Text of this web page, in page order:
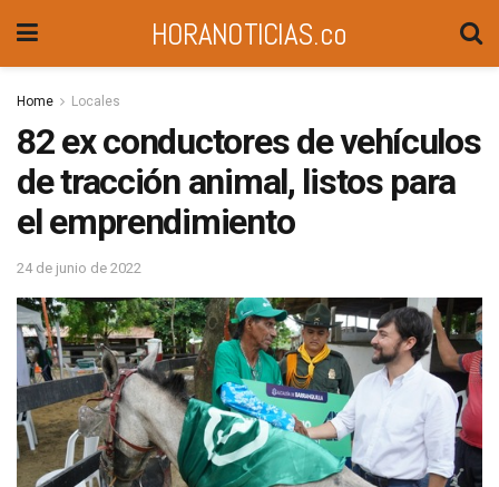
HORANOTICIAS.co
Home Locales
82 ex conductores de vehículos
de tracción animal, listos para
el emprendimiento
24 de junio de 2022